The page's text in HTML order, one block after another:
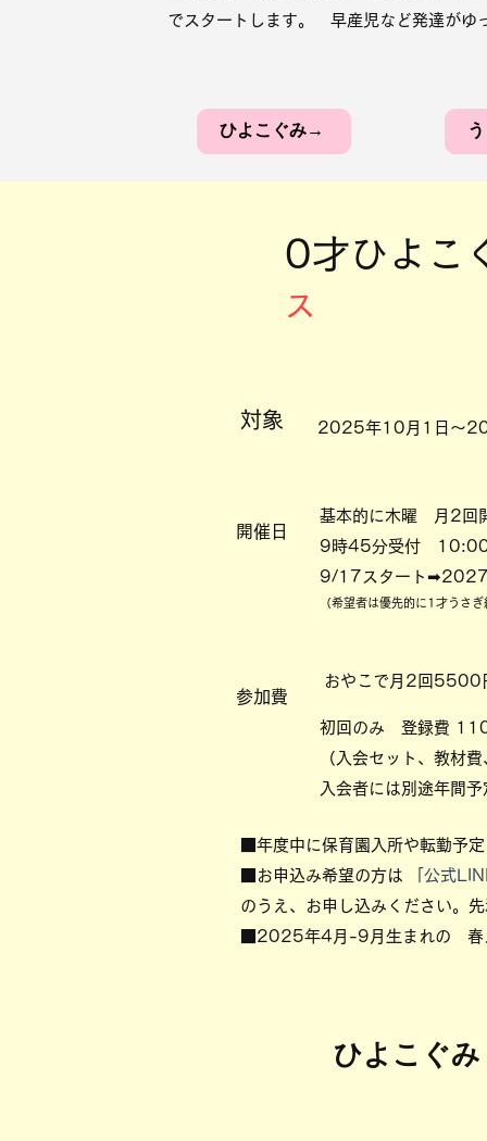
でスタートします。 早産児など発達がゆ
ひよこぐみ→
​0才ひよこ
ス
対象
開催日
参加費
2025年10月1日～
基本的に木曜 月2回
9時45分受付
9/17スタート➡2027
（希望者は優先的に1才うさ
おやこで月2回5500
初回のみ 登録費
（入会セット、教材
入会者には別途年間
■年度中に保育園入所や転勤予
■お申込み希望の方は 「公式
のうえ、
お申し込みください。
■2025年4月-9月生まれの 春
ひよこぐ